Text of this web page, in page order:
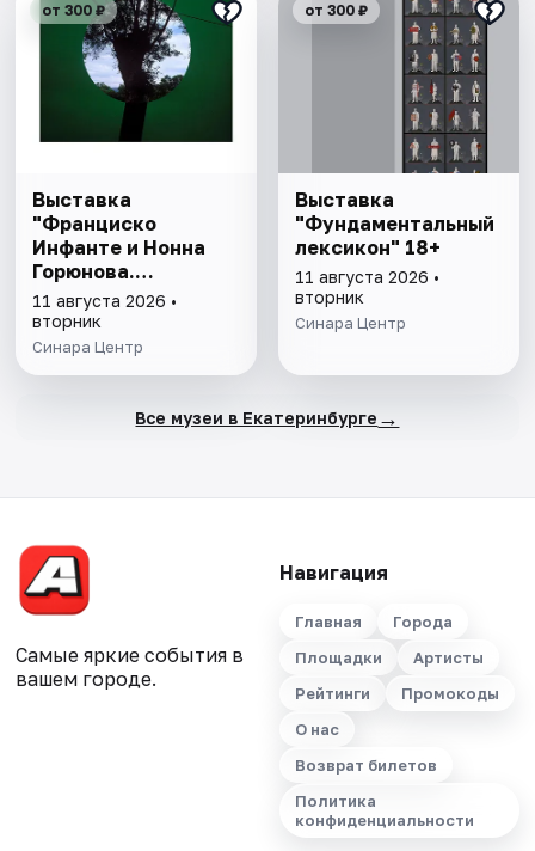
от 300 ₽
Выставка
"Франциско
Инфанте и Нонна
Горюнова.
Метафора,
метафизика,
метаморфоза" 6+
11 августа 2026 •
вторник
Синара Центр
от 300 ₽
Выставка
"Фундаментальный
лексикон" 18+
11 августа 2026 •
вторник
Синара Центр
Все музеи в Екатеринбурге →
Самые яркие события в
вашем городе.
Навигация
Главная
Города
Площадки
Артисты
Рейтинги
Промокоды
О нас
Возврат билетов
Политика
конфиденциальности